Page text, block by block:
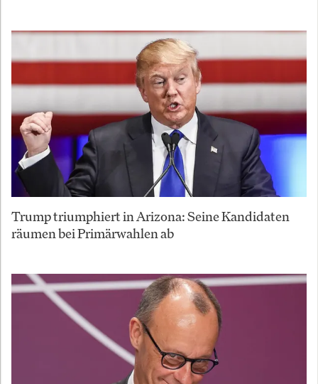
Trump triumphiert in Arizona: Seine Kandidaten
räumen bei Primärwahlen ab